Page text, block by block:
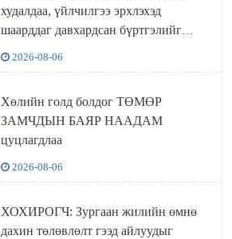
худалдаа, үйлчилгээ эрхлэхэд
шаарддаг давхардсан бүртгэлийг
2026-08-06
Хөлийн голд болдог ТӨМӨР
ЗАМЧДЫН БАЯР НААДАМ
цуцлагдлаа
2026-08-06
ХОХИРОГЧ: Зургаан жилийн өмнө
дахин төлөвлөлт гээд айлуудыг